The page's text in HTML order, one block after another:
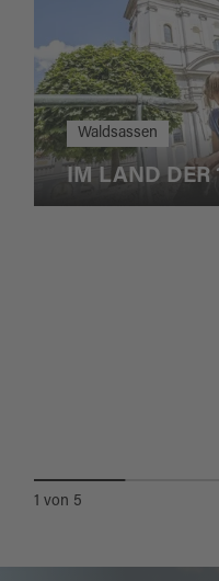
Waldsassen
IM LAND DER
1 von 5